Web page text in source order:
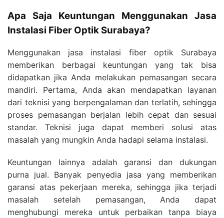
Apa Saja Keuntungan Menggunakan Jasa
Instalasi Fiber Optik Surabaya?
Menggunakan jasa instalasi fiber optik Surabaya
memberikan berbagai keuntungan yang tak bisa
didapatkan jika Anda melakukan pemasangan secara
mandiri. Pertama, Anda akan mendapatkan layanan
dari teknisi yang berpengalaman dan terlatih, sehingga
proses pemasangan berjalan lebih cepat dan sesuai
standar. Teknisi juga dapat memberi solusi atas
masalah yang mungkin Anda hadapi selama instalasi.
Keuntungan lainnya adalah garansi dan dukungan
purna jual. Banyak penyedia jasa yang memberikan
garansi atas pekerjaan mereka, sehingga jika terjadi
masalah setelah pemasangan, Anda dapat
menghubungi mereka untuk perbaikan tanpa biaya